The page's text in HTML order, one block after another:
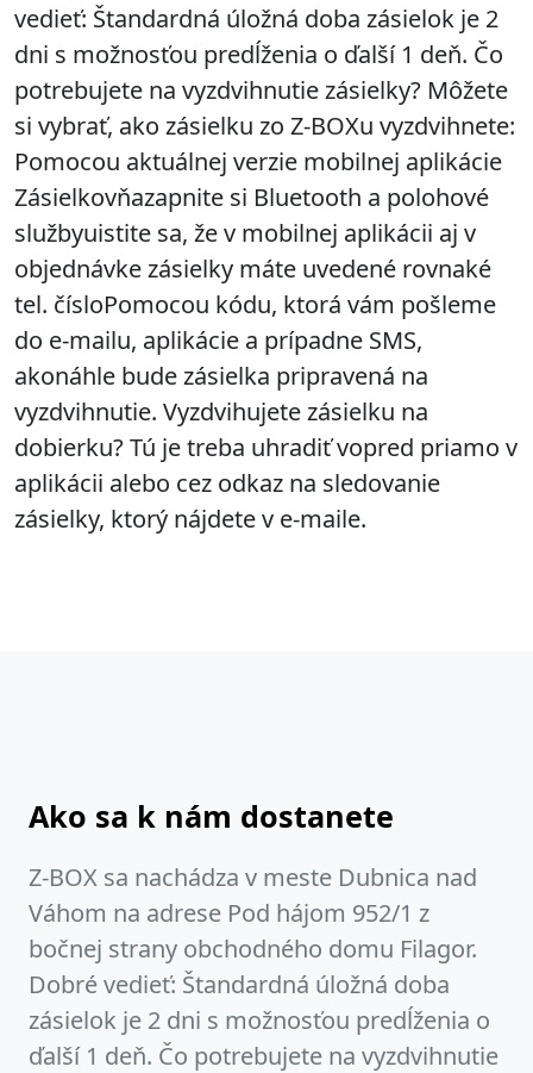
vedieť: Štandardná úložná doba zásielok je 2
dni s možnosťou predĺženia o ďalší 1 deň. Čo
potrebujete na vyzdvihnutie zásielky? Môžete
si vybrať, ako zásielku zo Z-BOXu vyzdvihnete:
Pomocou aktuálnej verzie mobilnej aplikácie
Zásielkovňazapnite si Bluetooth a polohové
službyuistite sa, že v mobilnej aplikácii aj v
objednávke zásielky máte uvedené rovnaké
tel. čísloPomocou kódu, ktorá vám pošleme
do e-mailu, aplikácie a prípadne SMS,
akonáhle bude zásielka pripravená na
vyzdvihnutie. Vyzdvihujete zásielku na
dobierku? Tú je treba uhradiť vopred priamo v
aplikácii alebo cez odkaz na sledovanie
zásielky, ktorý nájdete v e-maile.
Ako sa k nám dostanete
Z-BOX sa nachádza v meste Dubnica nad
Váhom na adrese Pod hájom 952/1 z
bočnej strany obchodného domu Filagor.
Dobré vedieť: Štandardná úložná doba
zásielok je 2 dni s možnosťou predĺženia o
ďalší 1 deň. Čo potrebujete na vyzdvihnutie